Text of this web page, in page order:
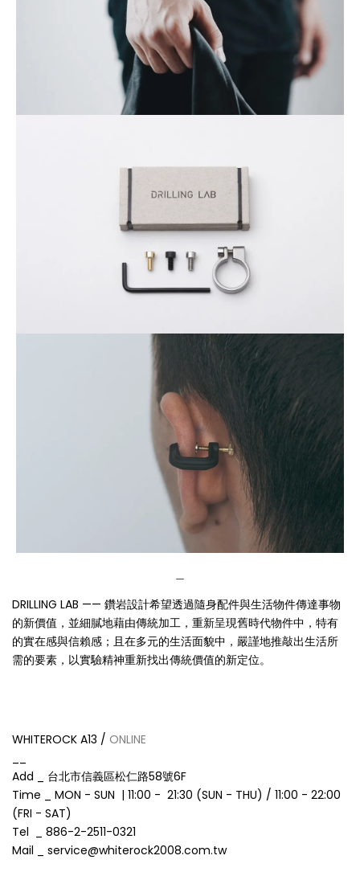
DRILLING LAB —— 鑽岩設計希望透過隨⾝配件與生活物件傳達事物
的新價值，並細膩地藉由傳統加工，重新呈現舊時代物件中，特有
的實在感與信賴感；且在多元的⽣活面貌中，嚴謹地推敲出生活所
需的要素，以實驗精神重新找出傳統價值的新定位。
WHITEROCK A13 / ONLINE
Add _ 台北市信義區松仁路58號6F
Time _ MON - SUN | 11:00 - 21:30 (SUN - THU) / 11:00 - 22:00
(FRI - SAT)
Tel _ 886-2-2511-0321
Mail _ service@whiterock2008.com.tw